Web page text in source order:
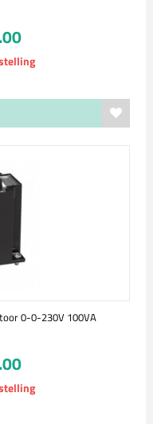
0-0-230V 100VA